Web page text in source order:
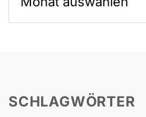
SCHLAGWÖRTER